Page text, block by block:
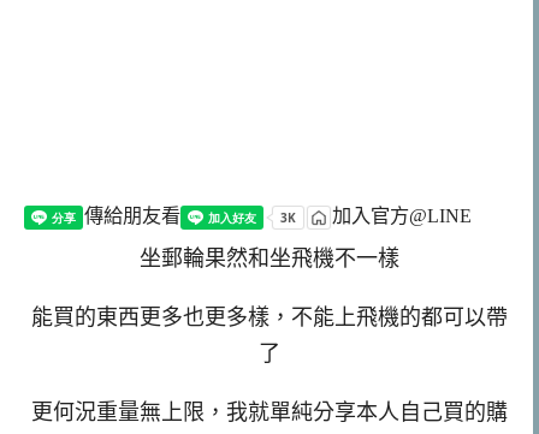
傳給朋友看 加入官方@LINE
坐郵輪果然和坐飛機不一樣
能買的東西更多也更多樣，不能上飛機的都可以帶
了
更何況重量無上限，我就單純分享本人自己買的購